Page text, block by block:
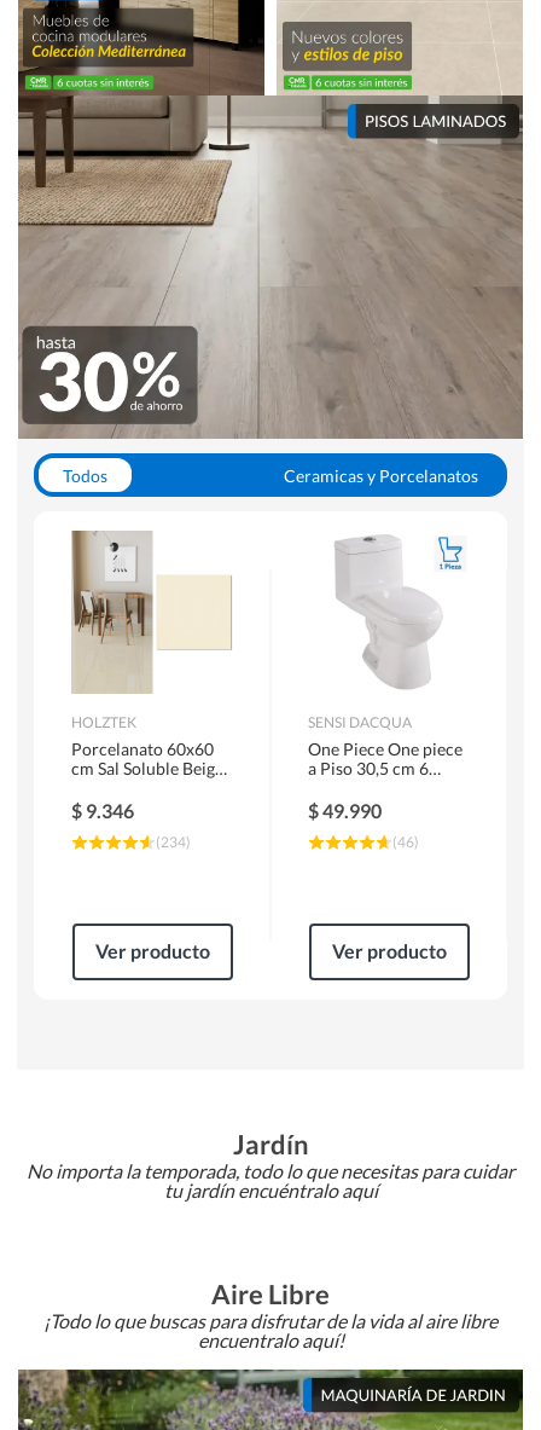
Todos
Ceramicas y Porcelanatos
WC y Sanitarios
Pisos Flotantes y Laminados
Pinturas
HOLZTEK
Porcelanato 60x60
cm Sal Soluble Beige
$ 9.346
(234)
Ver producto
SENSI DACQUA
One Piece One piece
a Piso 30,5 cm 6
$49.990
(46)
Ver producto
Jardín
No importa la temporada, todo lo que necesitas para cuidar
tu jardín encuéntralo aquí
Aire Libre
¡Todo lo que buscas para disfrutar de la vida al aire libre
encuentralo aquí!